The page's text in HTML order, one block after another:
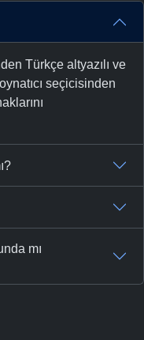
Türkçe altyazılı ve
seçicisinden
mı